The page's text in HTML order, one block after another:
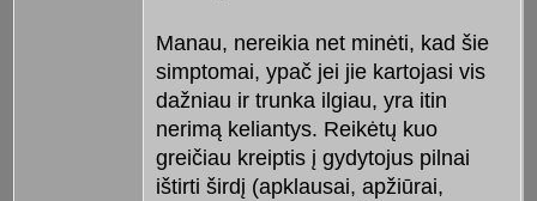
Manau, nereikia net minėti, kad šie
simptomai, ypač jei jie kartojasi vis
dažniau ir trunka ilgiau, yra itin
nerimą keliantys. Reikėtų kuo
greičiau kreiptis į gydytojus pilnai
ištirti širdį (apklausai, apžiūrai,